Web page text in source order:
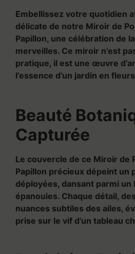
Embellissez votre quotidien
délicate de notre Miroir de
Papillon, une célébration de
merveilles. Ce miroir n’est
pratique, il est une œuvre
l’essence d’un jardin en
Beauté
Capturée
Le couvercle de ce Miroir de
Papillon précieux dépeint un
déployées, dansant parmi
épanouies. Chaque détail,
nuances subtiles des ailes,
prise sur le vif d’un tableau